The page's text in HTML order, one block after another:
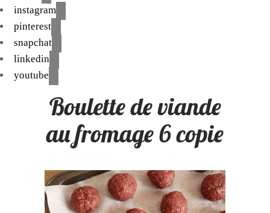
instagram
pinterest
snapchat
linkedin
youtube
Boulette de viande
au fromage 6 copie